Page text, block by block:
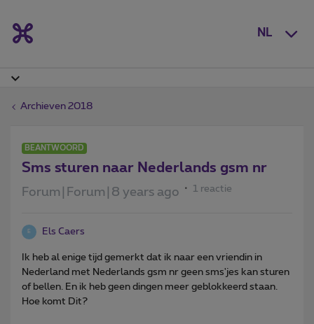
NL
Archieven 2018
BEANTWOORD
Sms sturen naar Nederlands gsm nr
Forum|Forum|8 years ago 1 reactie
E Els Caers
Ik heb al enige tijd gemerkt dat ik naar een vriendin in
Nederland met Nederlands gsm nr geen sms'jes kan sturen
of bellen. En ik heb geen dingen meer geblokkeerd staan.
Hoe komt Dit?